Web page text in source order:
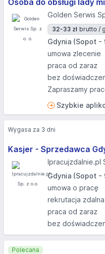
Osoba do obsługi lady
Golden Serwis
32-33 zł brutto /
Gdynia (Sopot -
umowa zlecenie
praca od zaraz
bez
Zapraszamy
Szybkie
Kasjer - Sprzedawca
Ipracujzdalnie.pl
Gdynia (Sopot -
umowa o pracę
rekrutacja zdalna
praca od zaraz
bez
Wygasa za 3 dni
Polecana